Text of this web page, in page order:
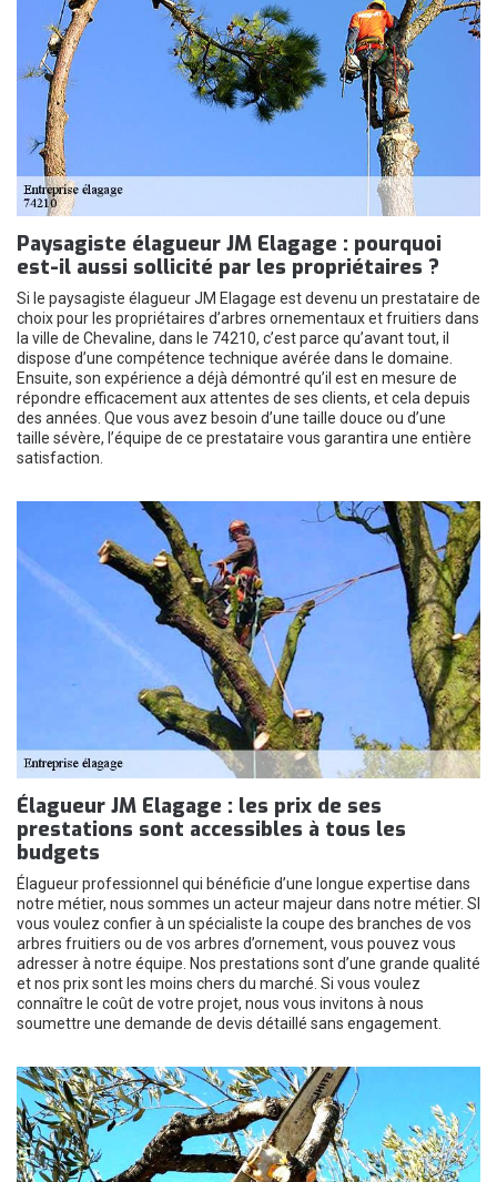
Paysagiste élagueur JM Elagage : pourquoi
est-il aussi sollicité par les propriétaires ?
Si le paysagiste élagueur JM Elagage est devenu un prestataire de
choix pour les propriétaires d’arbres ornementaux et fruitiers dans
la ville de Chevaline, dans le 74210, c’est parce qu’avant tout, il
dispose d’une compétence technique avérée dans le domaine.
Ensuite, son expérience a déjà démontré qu’il est en mesure de
répondre efficacement aux attentes de ses clients, et cela depuis
des années. Que vous avez besoin d’une taille douce ou d’une
taille sévère, l’équipe de ce prestataire vous garantira une entière
satisfaction.
Élagueur JM Elagage : les prix de ses
prestations sont accessibles à tous les
budgets
Élagueur professionnel qui bénéficie d’une longue expertise dans
notre métier, nous sommes un acteur majeur dans notre métier. SI
vous voulez confier à un spécialiste la coupe des branches de vos
arbres fruitiers ou de vos arbres d’ornement, vous pouvez vous
adresser à notre équipe. Nos prestations sont d’une grande qualité
et nos prix sont les moins chers du marché. Si vous voulez
connaître le coût de votre projet, nous vous invitons à nous
soumettre une demande de devis détaillé sans engagement.